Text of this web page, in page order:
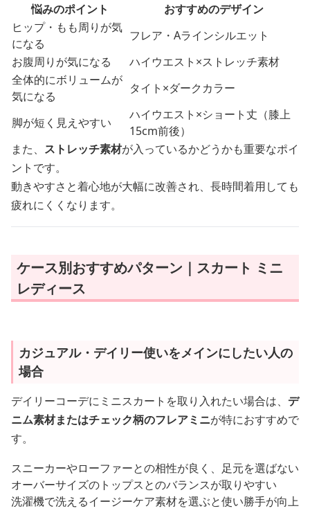
悩みのポイント
おすすめのデザイン
ヒップ・もも周りが気
になる
フレア・Aラインシルエット
お腹周りが気になる
ハイウエスト×ストレッチ素材
全体的にボリュームが
気になる
タイト×ダークカラー
脚が短く見えやすい
ハイウエスト×ショート丈（膝上
15cm前後）
また、 ストレッチ素材が入っているかどうかも重要なポイ
ントです。
動きやすさと着心地が大幅に改善され、長時間着用しても
疲れにくくなります。
ケース別おすすめパターン｜スカート ミニ
レディース
カジュアル・デイリー使いをメインにしたい人の
場合
デイリーコーデにミニスカートを取り入れたい場合は、 デ
ニム素材またはチェック柄のフレアミニが特におすすめで
す。
スニーカーやローファーとの相性が良く、足元を選ばない
オーバーサイズのトップスとのバランスが取りやすい
洗濯機で洗えるイージーケア素材を選ぶと使い勝手が向上